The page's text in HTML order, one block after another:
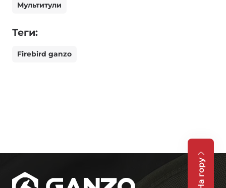
Мультитули
Теги:
Firebird ganzo
На гору